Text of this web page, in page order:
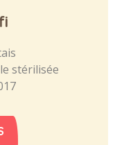
stérilisée